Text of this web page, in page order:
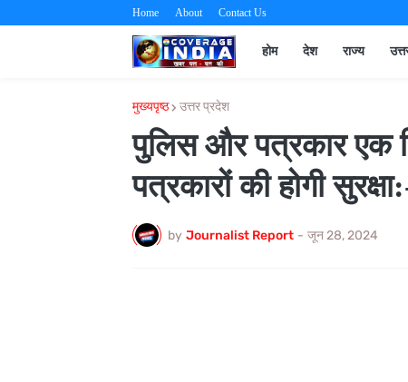
Home About Contact Us
होम देश राज्य
मुख्यपृष्ठ उत्तर प्रदेश
पुलिस और पत्रकार एक
पत्रकारों की होगी
by Journalist Report - जून 28, 2024